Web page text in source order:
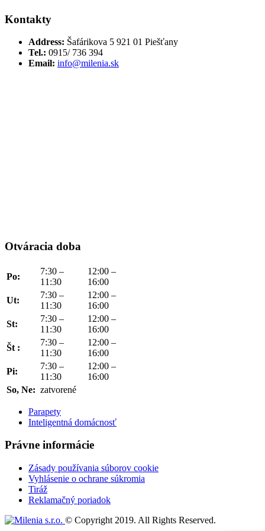
Kontakty
Address: Šafárikova 5 921 01 Piešťany
Tel.: 0915/ 736 394
Email: info@milenia.sk
Otváracia doba
Po:
7:30 –
11:30
12:00 –
16:00
Ut:
7:30 –
11:30
12:00 –
16:00
St:
7:30 –
11:30
12:00 –
16:00
Št :
7:30 –
11:30
12:00 –
16:00
Pi:
7:30 –
11:30
12:00 –
16:00
So, Ne: zatvorené
Parapety
Inteligentná domácnosť
Právne informácie
Zásady používania súborov cookie
Vyhlásenie o ochrane súkromia
Tiráž
Reklamačný poriadok
© Copyright 2019. All Rights Reserved.